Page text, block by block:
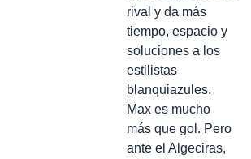
rival y da más
tiempo, espacio y
soluciones a los
estilistas
blanquiazules.
Max es mucho
más que gol. Pero
ante el Algeciras,